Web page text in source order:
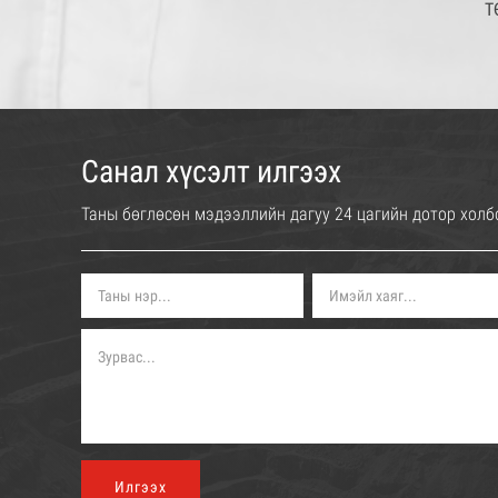
Санал хүсэлт илгээх
Таны бөглөсөн мэдээллийн дагуу 24 цагийн дотор
Илгээх